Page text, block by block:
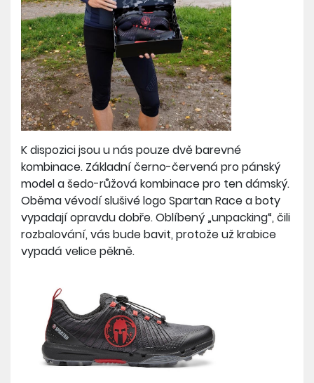
K dispozici jsou u nás pouze dvě barevné
kombinace. Základní černo-červená pro pánský
model a šedo-růžová kombinace pro ten dámský.
Oběma vévodí slušivé logo Spartan Race a boty
vypadají opravdu dobře. Oblíbený „unpacking“, čili
rozbalování, vás bude bavit, protože už krabice
vypadá velice pěkně.